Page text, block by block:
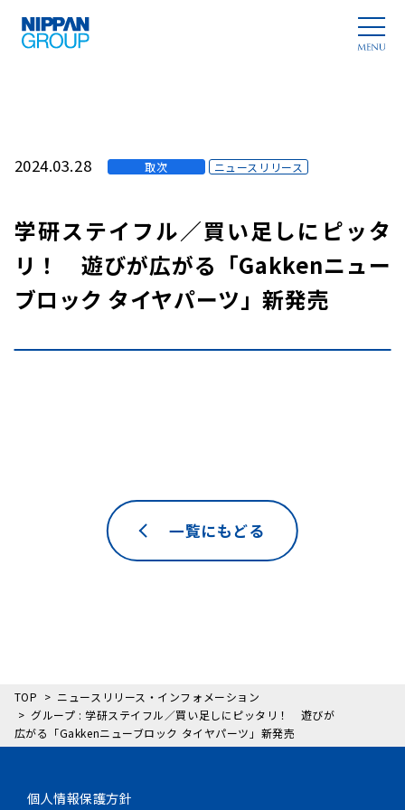
2024.03.28 取次 ニュースリリース
学研ステイフル／買い足しにピッタ
リ！ 遊びが広がる「Gakkenニュー
ブロック タイヤパーツ」新発売
一覧にもどる
TOP
ニュースリリース・インフォメーション
グループ : 学研ステイフル／買い足しにピッタリ！ 遊びが
広がる「Gakkenニューブロック タイヤパーツ」新発売
個人情報保護方針